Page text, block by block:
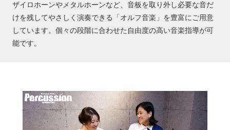
ザイロホーンやメタルホーンなど、音板を取り外し必要な音だ
けを残してやさしく演奏できる「オルフ音楽」を豊富にご用意
しています。個々の段階に合わせた自由度の高い音楽指導が可
能です。